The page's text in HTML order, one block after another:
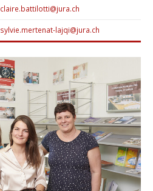
claire.battilotti@jura.ch
sylvie.mertenat-lajqi@jura.ch